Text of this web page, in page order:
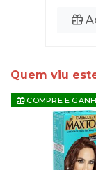
Quem viu
COMPRE E